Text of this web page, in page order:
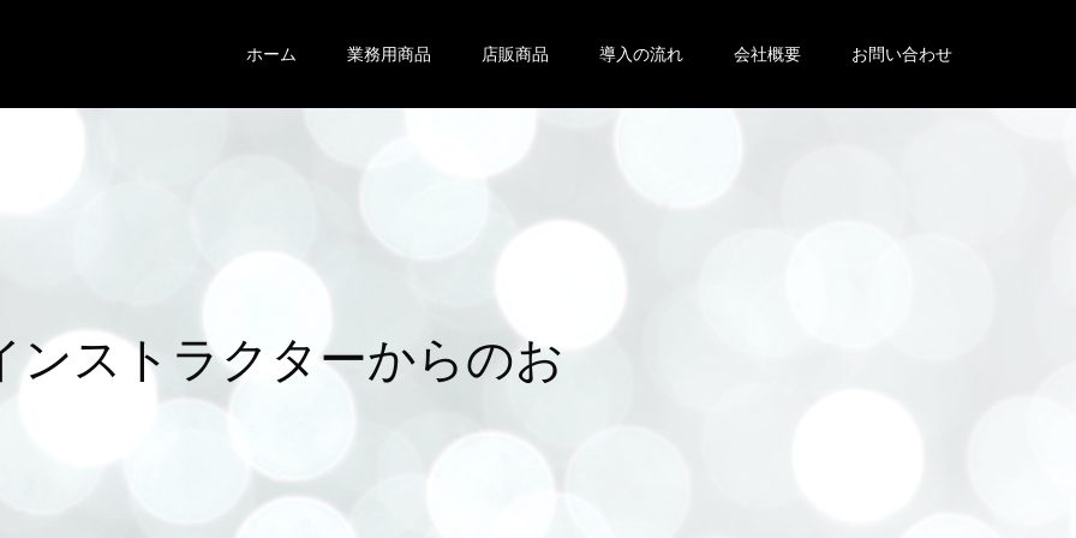
ホーム 業務用商品 店販商品 導入の流れ 会社概要 お問い合わせ
スト ラ クタ ー からのお便り